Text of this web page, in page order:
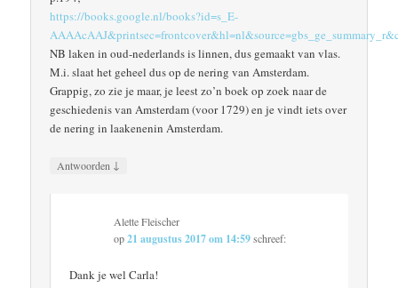
https://books.google.nl/books?id=s_E-
NB laken in oud-nederlands is linnen, dus gemaakt van vlas.
M.i. slaat het geheel dus op de nering van Amsterdam.
Grappig, zo zie je maar, je leest zo’n boek op zoek naar de
geschiedenis van Amsterdam (voor 1729) en je vindt iets over
de nering in laakenenin Amsterdam.
Antwoorden ↓
Alette Fleischer
op21 augustus 2017 om 14:59 schreef:
Dank je wel Carla!